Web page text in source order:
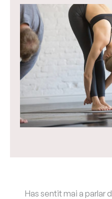
Has sentit mai a parlar